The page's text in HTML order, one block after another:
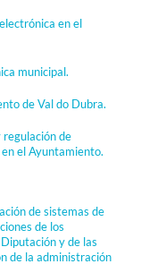
en el
municipal.
de Val do Dubra.
de
el Ayuntamiento.
de sistemas de
de los
y de las
de la administración